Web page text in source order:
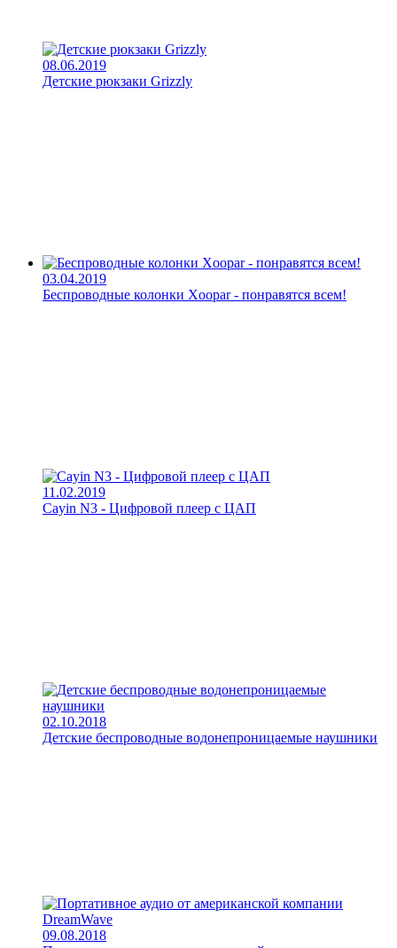
08.06.2019
Детские рюкзаки Grizzly
03.04.2019
Беспроводные колонки Xoopar - понравятся всем!
11.02.2019
Cayin N3 - Цифровой плеер с ЦАП
02.10.2018
Детские беспроводные водонепроницаемые наушники
09.08.2018